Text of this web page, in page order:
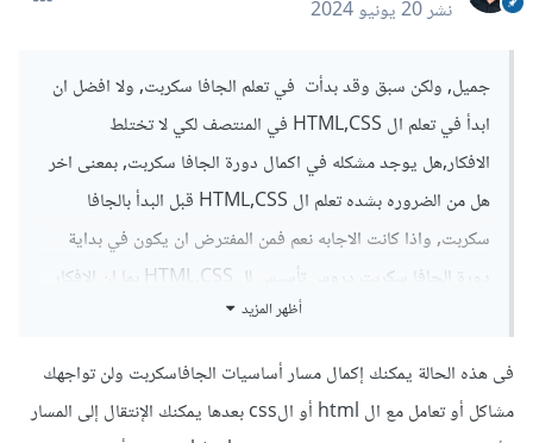
نشر20 يونيو 2024
جميل, ولكن سبق وقد بدأت في تعلم الجافا سكربت, ولا افضل ان
ابدأ في تعلم ال HTML,CSS في المنتصف لكي لا تختلط
الافكار,هل يوجد مشكله في اكمال دورة الجافا سكربت, بمعنى اخر
هل من الضروره بشده تعلم ال HTML,CSS قبل البدأ بالجافا
سكربت, واذا كانت الاجابه نعم فمن المفترض ان يكون في بداية
دورة الجافا سكربت دروس تأسيس لل HTML,CSS بما ان الافكار
جميعها مترابطه وكل فكره تلزم الاخرى.
شكرا.
أظهر المزيد
فى هذه الحالة يمكنك إكمال مسار أساسيات الجافاسكربت ولن تواجهك
مشاكل أو تعامل مع ال html أو الcss بعدها يمكنك الإنتقال إلى المسار